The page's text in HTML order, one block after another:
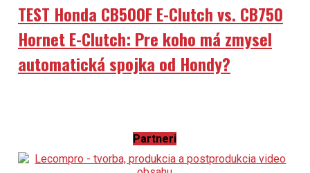
TEST Honda CB500F E-Clutch vs. CB750
Hornet E-Clutch: Pre koho má zmysel
automatická spojka od Hondy?
Partneri